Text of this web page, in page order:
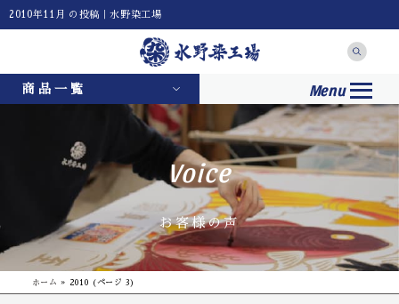
2010年11月 の投稿｜水野染工場
商品一覧 Menu
Voice
お客様の声
ホーム » 2010 (ページ 3)